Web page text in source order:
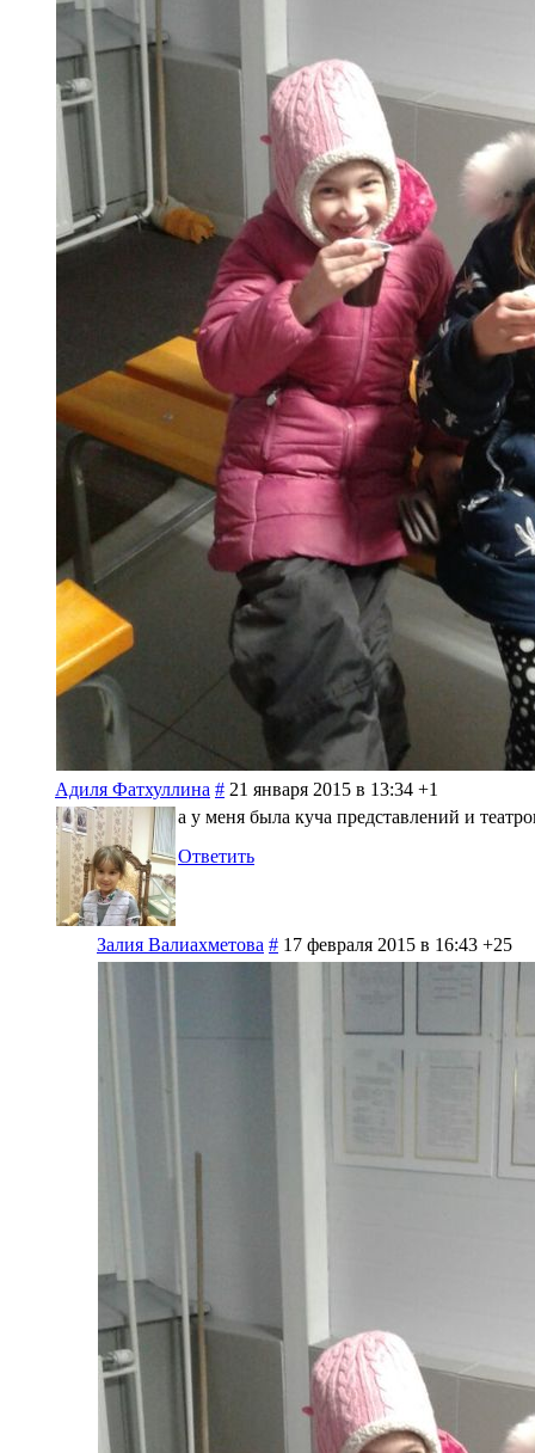
Адиля Фатхуллина # 21 января 2015 в 13:34 +1
а у меня была куча представлений и
Ответить
Залия Валиахметова # 17 февраля 2015 в 16:43 +25